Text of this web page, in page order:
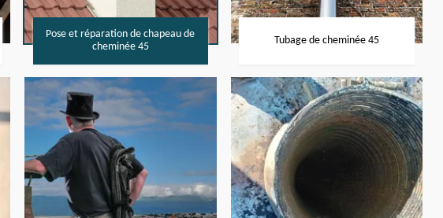
Pose et réparation de chapeau de
cheminée 45
Tubage de cheminée 45